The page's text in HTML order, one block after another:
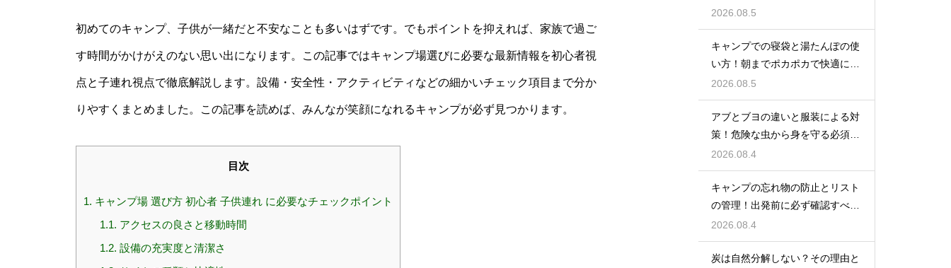
初めてのキャンプ、子供が一緒だと不安なことも多いはずです。でもポイントを抑えれば、家族で過ご
す時間がかけがえのない思い出になります。この記事ではキャンプ場選びに必要な最新情報を初心者視
点と子連れ視点で徹底解説します。設備・安全性・アクティビティなどの細かいチェック項目まで分か
りやすくまとめました。この記事を読めば、みんなが笑顔になれるキャンプが必ず見つかります。
目次
1. キャンプ場 選び方 初心者 子供連れ に必要なチェックポイント
1.1. アクセスの良さと移動時間
1.2. 設備の充実度と清潔さ
2026.08.5
キャンプでの寝袋と湯たんぽの使
い方！朝までポカポカで快適に眠
る方法
2026.08.5
アブとブヨの違いと服装による対
策！危険な虫から身を守る必須知
識
2026.08.4
キャンプの忘れ物の防止とリスト
の管理！出発前に必ず確認すべき
持ち物
2026.08.4
炭は自然分解しない？その理由と